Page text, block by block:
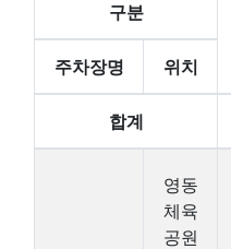
구분
주차장명
위치
합계
영동
체육
공원